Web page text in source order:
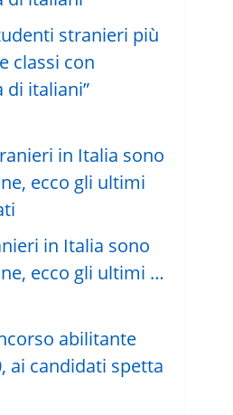
stranieri più
classi con
di italiani”
in Italia sono
ecco gli ultimi …